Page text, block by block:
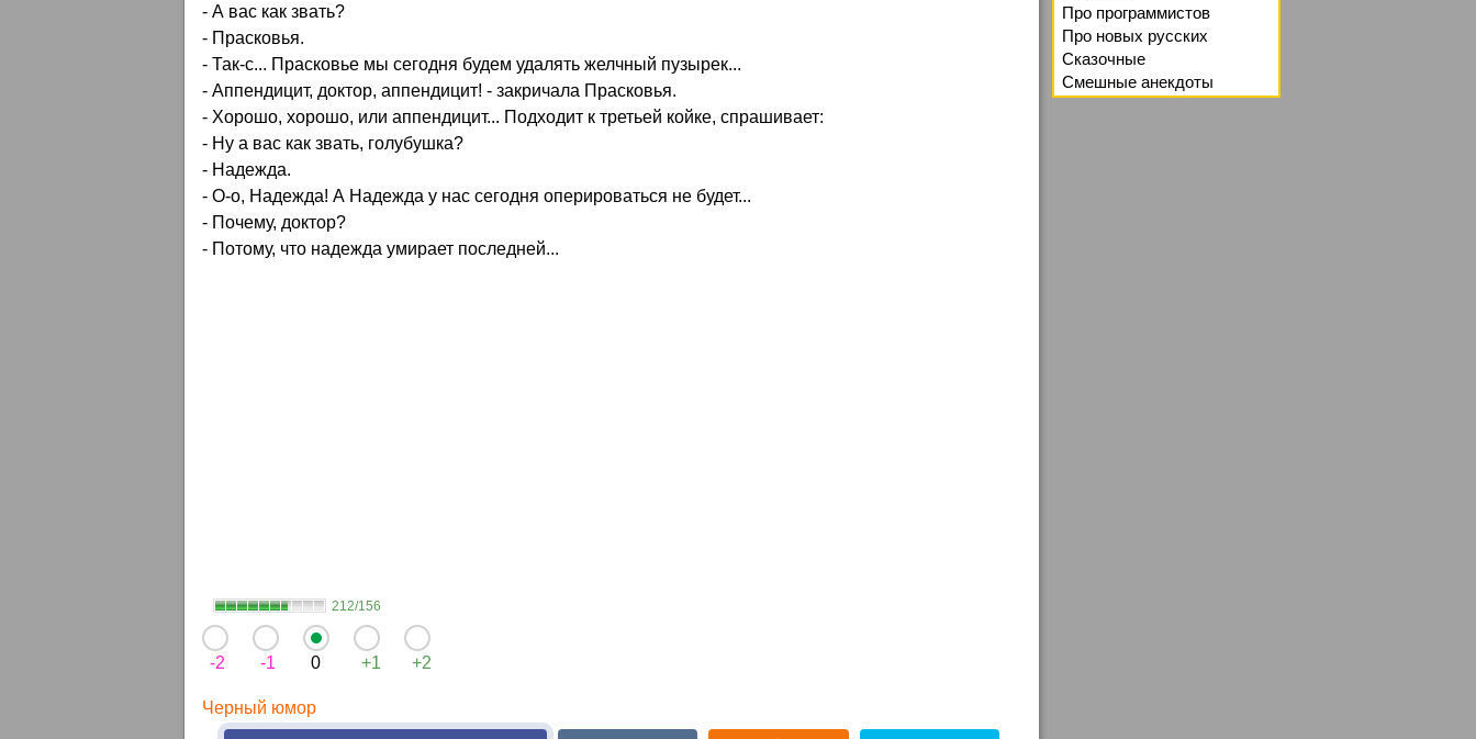
- А вас как звать?
- Прасковья.
- Так-с... Прасковье мы сегодня будем удалять желчный пузырек...
- Аппендицит, доктор, аппендицит! - закричала Прасковья.
- Хорошо, хорошо, или аппендицит... Подходит к третьей койке, спрашивает:
- Ну а вас как звать, голубушка?
- Надежда.
- О-о, Надежда! А Надежда у нас сегодня оперироваться не будет...
- Почему, доктор?
- Потому, что надежда умирает последней...
212/156
-2 -1 0 +1 +2
Черный юмор
Про программистов
Про новых русских
Сказочные
Смешные анекдоты